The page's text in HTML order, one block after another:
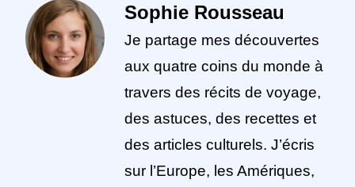
Sophie Rousseau
Je partage mes découvertes
aux quatre coins du monde à
travers des récits de voyage,
des astuces, des recettes et
des articles culturels. J’écris
sur l’Europe, les Amériques,